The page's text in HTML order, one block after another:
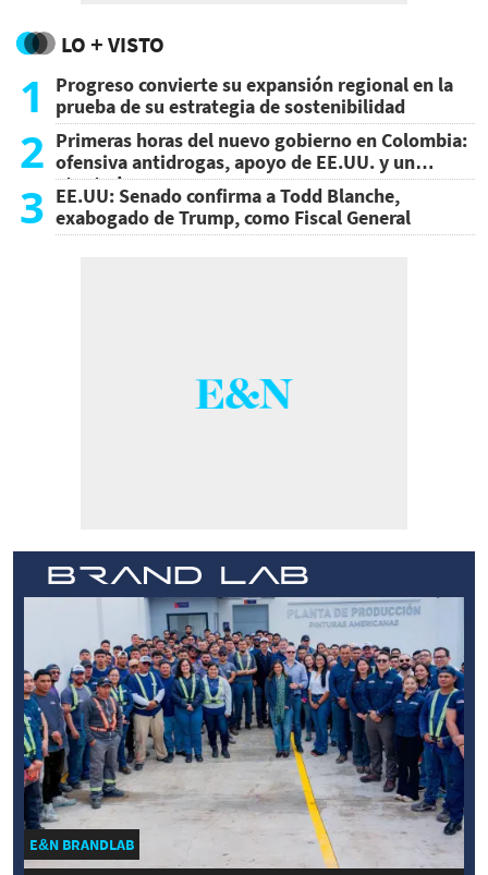
LO + VISTO
1
Progreso convierte su expansión regional en la
prueba de su estrategia de sostenibilidad
2 Primeras horas del nuevo gobierno en Colombia:
ofensiva antidrogas, apoyo de EE.UU. y un
atentado
3 EE.UU: Senado confirma a Todd Blanche,
exabogado de Trump, como Fiscal General
E&N BRANDLAB